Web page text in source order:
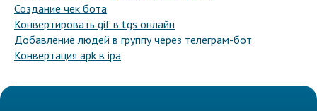
Создание чек бота
Конвертировать gif в tgs онлайн
Добавление людей в группу через телеграм-бот
Конвертация apk в ipa